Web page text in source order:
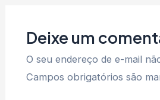
Deixe um
O seu endereço de e-mail
Campos obrigatórios são